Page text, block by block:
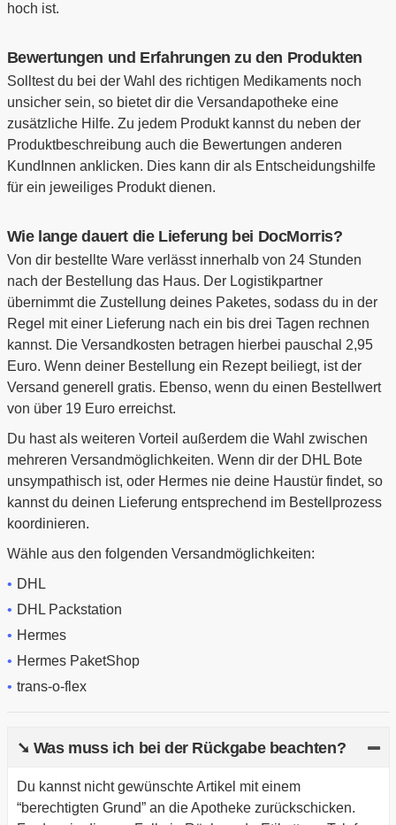
hoch ist.
Bewertungen und Erfahrungen zu den Produkten
Solltest du bei der Wahl des richtigen Medikaments noch
unsicher sein, so bietet dir die Versandapotheke eine
zusätzliche Hilfe. Zu jedem Produkt kannst du neben der
Produktbeschreibung auch die Bewertungen anderen
KundInnen anklicken. Dies kann dir als Entscheidungshilfe
für ein jeweiliges Produkt dienen.
Wie lange dauert die Lieferung bei DocMorris?
Von dir bestellte Ware verlässt innerhalb von 24 Stunden
nach der Bestellung das Haus. Der Logistikpartner
übernimmt die Zustellung deines Paketes, sodass du in der
Regel mit einer Lieferung nach ein bis drei Tagen rechnen
kannst. Die Versandkosten betragen hierbei pauschal 2,95
Euro. Wenn deiner Bestellung ein Rezept beiliegt, ist der
Versand generell gratis. Ebenso, wenn du einen Bestellwert
von über 19 Euro erreichst.
Du hast als weiteren Vorteil außerdem die Wahl zwischen
mehreren Versandmöglichkeiten. Wenn dir der DHL Bote
unsympathisch ist, oder Hermes nie deine Haustür findet, so
kannst du deinen Lieferung entsprechend im Bestellprozess
koordinieren.
Wähle aus den folgenden Versandmöglichkeiten:
DHL
DHL Packstation
Hermes
Hermes PaketShop
trans-o-flex
➘ Was muss ich bei der Rückgabe beachten?
Du kannst nicht gewünschte Artikel mit einem
“berechtigten Grund” an die Apotheke zurückschicken.